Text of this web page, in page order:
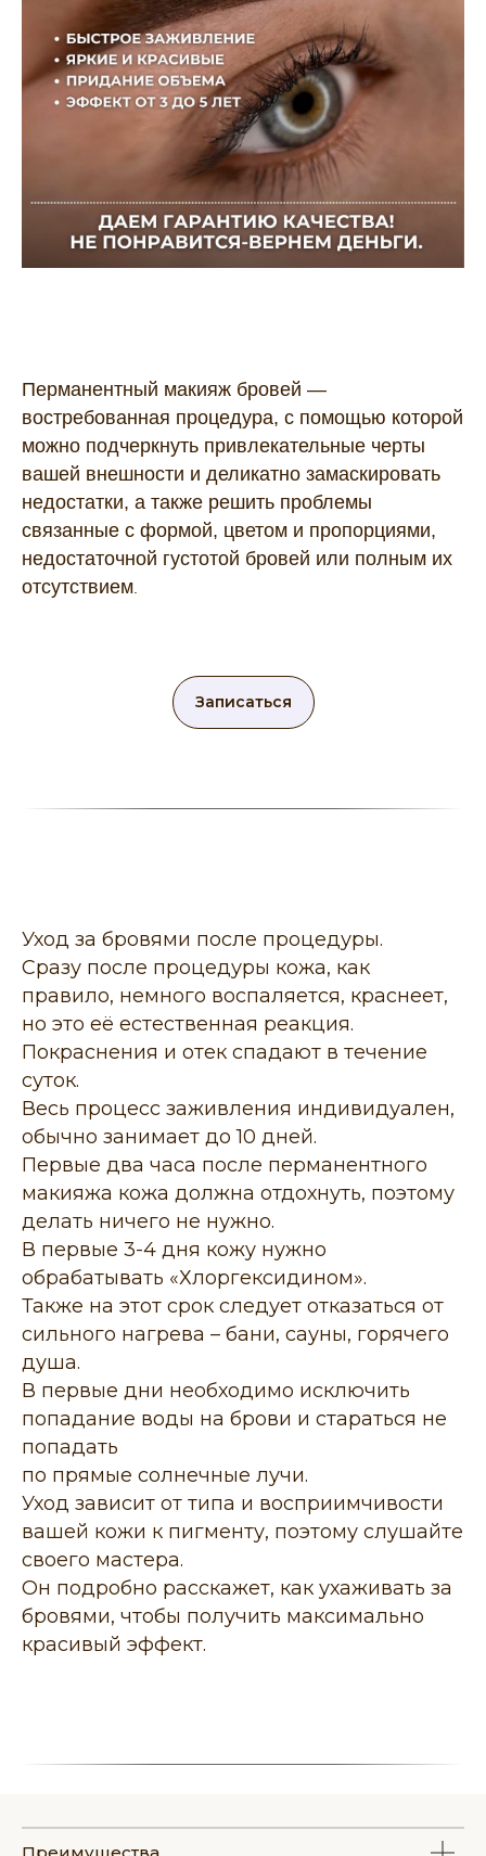
Перманентный макияж бровей —
востребованная процедура, с помощью которой
можно подчеркнуть привлекательные черты
вашей внешности и деликатно замаскировать
недостатки, а также решить проблемы
связанные с формой, цветом и пропорциями,
недостаточной густотой бровей или полным их
отсутствием
Записаться
Уход за бровями после процедуры.
Сразу после процедуры кожа, как
правило, немного воспаляется, краснеет,
но это её естественная реакция.
Покраснения и отек спадают в течение
суток.
Весь процесс заживления индивидуален,
обычно занимает до 10 дней.
Первые два часа после перманентного
макияжа кожа должна отдохнуть, поэтому
делать ничего не нужно.
В первые 3-4 дня кожу нужно
обрабатывать «Хлоргексидином».
Также на этот срок следует отказаться от
сильного нагрева – бани, сауны, горячего
душа.
В первые дни необходимо исключить
попадание воды на брови и стараться не
попадать
по прямые солнечные лучи.
Уход зависит от типа и восприимчивости
вашей кожи к пигменту, поэтому слушайте
своего мастера.
Он подробно расскажет, как ухаживать за
бровями, чтобы получить максимально
красивый эффект.